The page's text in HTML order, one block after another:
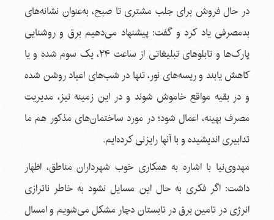
در حال فروش برای جلب مشتری تا صبح، به‌عنوان نشانه‌های
بدمصرفی یاد کرد و گفت: پیشنهاد می‌دهیم برق و روشنایی
پارک‌ها و تابلوهای تبلیغاتی از ساعت ۲۴، یک سوم شده و یا
کاهش یابند و ریسه‌های نور، تنها در شب‌های اعیاد روشن شده
و در بقیه مواقع خاموش شوند و در این زمینه نیز، مدیریت
مصرف بهینه، اعمال شود؛ در مورد ساختمان‌های مذکور هم ما
تدابیری اندیشیده و با آنها رایزنی کرده‌ایم.
مهدوی‌نیا با اشاره به همکاری خوب شهرداران مناطق، اظهار
داشت: اگر فکری به حال این مسایل نشود به خاطر ناترازی
انرژی در تامین برق در تابستان دچار مشکل می‌شویم و امسال